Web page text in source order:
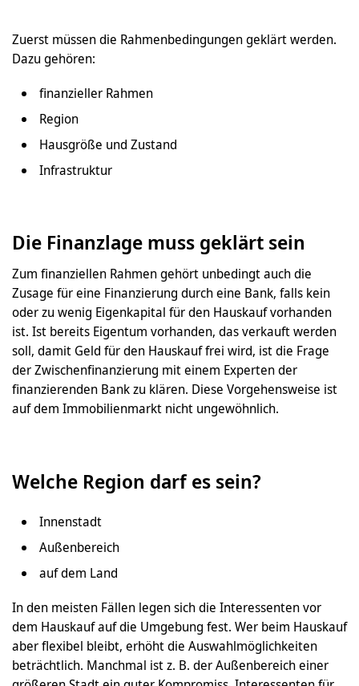
Zuerst müssen die Rahmenbedingungen geklärt werden.
Dazu gehören:
finanzieller Rahmen
Region
Hausgröße und Zustand
Infrastruktur
Die Finanzlage muss geklärt sein
Zum finanziellen Rahmen gehört unbedingt auch die
Zusage für eine Finanzierung durch eine Bank, falls kein
oder zu wenig Eigenkapital für den Hauskauf vorhanden
ist. Ist bereits Eigentum vorhanden, das verkauft werden
soll, damit Geld für den Hauskauf frei wird, ist die Frage
der Zwischenfinanzierung mit einem Experten der
finanzierenden Bank zu klären. Diese Vorgehensweise ist
auf dem Immobilienmarkt nicht ungewöhnlich.
Welche Region darf es sein?
Innenstadt
Außenbereich
auf dem Land
In den meisten Fällen legen sich die Interessenten vor
dem Hauskauf auf die Umgebung fest. Wer beim Hauskauf
aber flexibel bleibt, erhöht die Auswahlmöglichkeiten
beträchtlich. Manchmal ist z. B. der Außenbereich einer